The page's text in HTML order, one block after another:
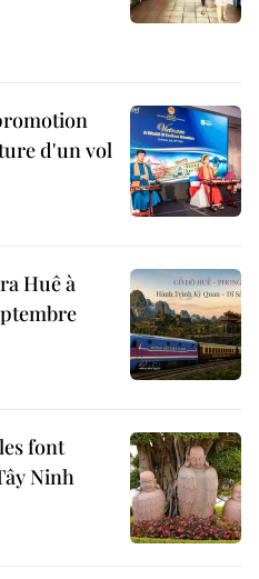
d'un vol
Huê à
font
Ninh